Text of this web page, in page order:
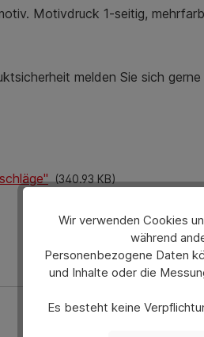
Motivdruck 1-seitig,
melden Sie sich
(340.93 KB)
Wir verwenden Cookies
während
Personenbezogene Daten
und Inhalte oder die
Es besteht keine